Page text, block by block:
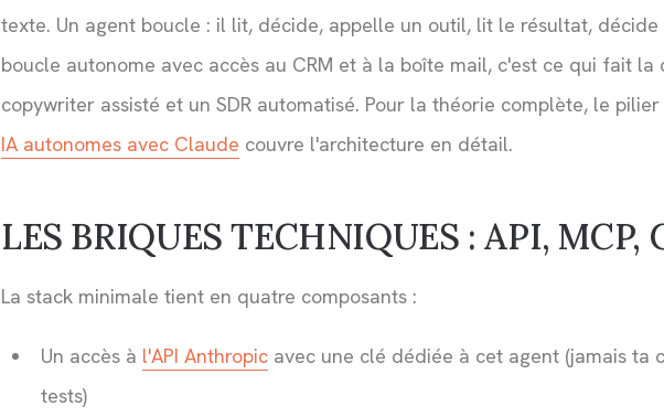
texte. Un agent boucle : il lit, décide, appelle un outil, lit le résultat, décide
boucle autonome avec accès au CRM et à la boîte mail, c'est ce qui fait la
copywriter assisté et un SDR automatisé. Pour la théorie complète, le pilier
IA autonomes avec Claude couvre l'architecture en détail.
LES BRIQUES TECHNIQUES : API, MCP,
La stack minimale tient en quatre composants :
Un accès à l'API Anthropicavec une clé dédiée à cet agent (jamais ta
tests)